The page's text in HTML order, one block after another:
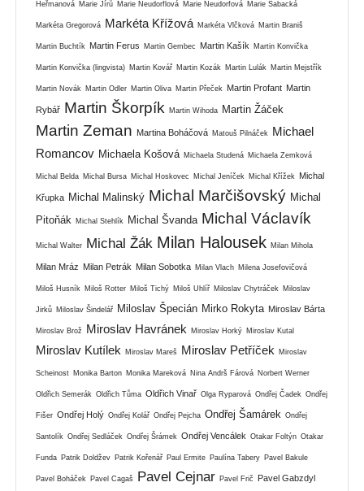
Heřmanová Marie Jírů Marie Neudorflová Marie Neudorfová Marie Šabacká
Markéta Gregorová Markéta Křížová Markéta Vlčková Martin Braniš
Martin Buchtík Martin Ferus Martin Gembec Martin Kašík Martin Konvička
Martin Konvička (lingvista) Martin Kovář Martin Kozák Martin Lulák Martin Mejstřík
Martin Novák Martin Odler Martin Oliva Martin Přeček Martin Profant Martin
Rybář Martin Škorpík Martin Wihoda Martin Žáček
Martin Zeman Martina Boháčová Matouš Pilnáček
Michael
Romancov Michaela Košová Michaela Studená Michaela Zemková
Michal Belda Michal Bursa Michal Hoskovec Michal Jeníček Michal Křížek Michal
Křupka Michal Malinský Michal Marčišovský Michal
Pitoňák
Michal Stehlík Michal Švanda Michal Václavík
Michal Walter Michal Žák Milan Halousek Milan Mihola
Milan Mráz Milan Petrák Milan Sobotka Milan Vlach Milena Josefovičová
Miloš Husník Miloš Rotter Miloš Tichý Miloš Uhlíř Miloslav Chytráček Miloslav
Jirků Miloslav Šindelář Miloslav Špecián Mirko Rokyta Miroslav Bárta
Miroslav Brož Miroslav Havránek Miroslav Horký Miroslav Kutal
Miroslav Kutílek Miroslav Mareš Miroslav Petříček Miroslav
Scheinost Monika Barton Monika Mareková Nina Andrš Fárová Norbert Werner
Oldřich Semerák Oldřich Tůma Oldřich Vinař Olga Ryparová Ondřej Čadek Ondřej
Fišer Ondřej Holý Ondřej Kolář Ondřej Pejcha Ondřej Šamárek Ondřej
Santolík Ondřej Sedláček Ondřej Šrámek Ondřej Vencálek Otakar Foltýn Otakar
Funda Patrik Doldžev Patrik Kořenář Paul Ermite Paulína Tabery Pavel Bakule
Pavel Boháček Pavel Cagaš Pavel Cejnar Pavel Frič Pavel Gabzdyl